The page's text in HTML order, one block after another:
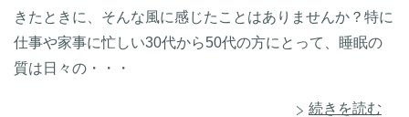
きたときに、そんな風に感じたことはありませんか？特に
仕事や家事に忙しい30代から50代の方にとって、睡眠の
質は日々の・・・
続きを読む